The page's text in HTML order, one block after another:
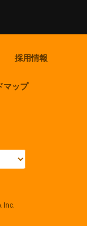
採用情報
マップ
Inc.